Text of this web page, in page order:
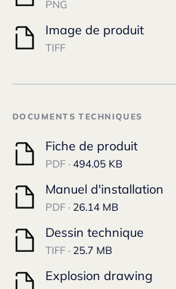
PNG
Image de produit
TIFF
DOCUMENTS TECHNIQUES
Fiche de produit
PDF · 494.05 KB
Manuel d'installation
PDF · 26.14 MB
Dessin technique
TIFF · 25.7 MB
Explosion drawing